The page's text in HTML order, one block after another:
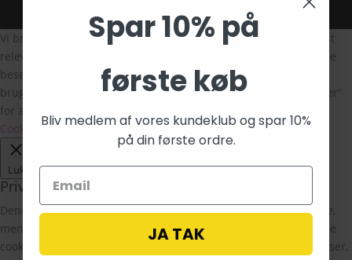
The Morning Show
Vi bruger cookies på vores hjemmeside for at give dig den mest
relevante oplevelse ved at huske dine præferencer og gentagne
besøg. Ved at klikke på "Accepter alle", giver du samtykke til
brugen af ALLE cookies. Du kan dog besøge "Cookie-indstillinger"
for at give et kontrolleret samtykke.
Cookie Indstillinger Ok
Luk
Privatlivsoversigt
Denne hjemmeside bruger cookies til at forbedre din oplevelse,
mens du navigerer gennem hjemmesiden. Ud af disse bliver de
cookies, der er kategoriseret som nødvendige, gemt i din browser,
Spar 10% på
første køb
Bliv medlem af vores kundeklub og spar 10%
på din første ordre.
JA TAK